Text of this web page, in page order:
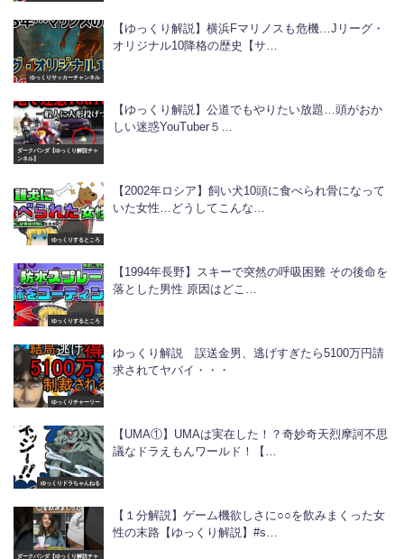
ゆっくりサッカーチャンネル
【ゆっくり解説】横浜Fマリノスも危機…Jリーグ・
オリジナル10降格の歴史【サ…
ダークパンダ【ゆっくり解説チャ
ンネル】
【ゆっくり解説】公道でもやりたい放題…頭がおか
しい迷惑YouTuber５…
ゆっくりするところ
【2002年ロシア】飼い犬10頭に食べられ骨になって
いた女性…どうしてこんな…
ゆっくりするところ
【1994年長野】スキーで突然の呼吸困難 その後命を
落とした男性 原因はどこ…
ゆっくりチャーリー
ゆっくり解説 誤送金男、逃げすぎたら5100万円請
求されてヤバイ・・・
ゆっくりドラちゃんねる
【UMA①】UMAは実在した！？奇妙奇天烈摩訶不思
議なドラえもんワールド！【…
ダークパンダ【ゆっくり解説チャ
【１分解説】ゲーム機欲しさに○○を飲みまくった女
性の末路【ゆっくり解説】#s…